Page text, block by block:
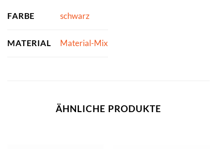
FARBE schwarz
MATERIAL Material-Mix
ÄHNLICHE PRODUKTE